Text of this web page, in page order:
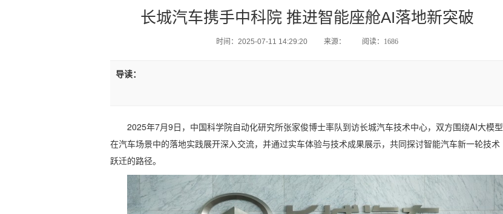
长城汽车携手中科院 推进智能座舱AI落地新突破
时间：2025-07-11 14:29:20 来源： 阅读：1686
导读：
2025年7月9日，中国科学院自动化研究所张家俊博士率队到访长城汽车技术中心，双方围绕AI大模型
在汽车场景中的落地实践展开深入交流，并通过实车体验与技术成果展示，共同探讨智能汽车新一轮技术
跃迁的路径。